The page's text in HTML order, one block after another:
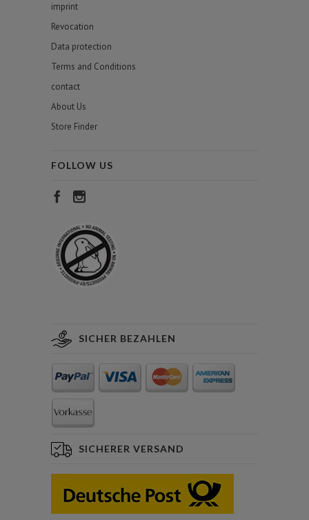
imprint
Revocation
Data protection
Terms and Conditions
contact
About Us
Store Finder
FOLLOW US
SICHER BEZAHLEN
SICHERER VERSAND